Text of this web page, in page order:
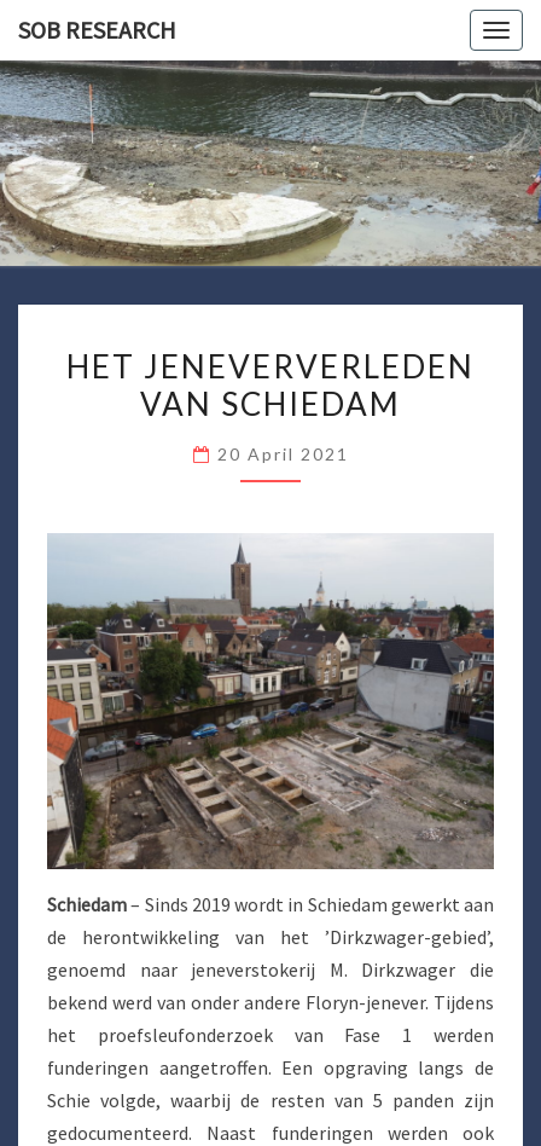
de
content
SOB RESEARCH
SOB
JENEVERVERLEDEN
VAN
HET JENEVERVERLEDEN
VAN SCHIEDAM
20 April 2021
Schiedam– Sinds 2019 wordt in Schiedam gewerkt aan
de herontwikkeling van het ’Dirkzwager-gebied’,
genoemd naar jeneverstokerij M. Dirkzwager die
bekend werd van onder andere Floryn-jenever. Tijdens
het proefsleufonderzoek van Fase 1 werden
funderingen aangetroffen. Een opgraving langs de
Schie volgde, waarbij de resten van 5 panden zijn
gedocumenteerd. Naast funderingen werden ook